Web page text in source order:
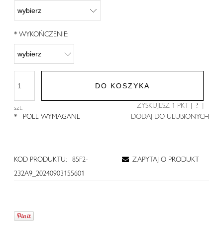
* WYKOŃCZENIE:
szt.
DO KOSZYKA
ZYSKUJESZ 1 PKT [ ? ]
DODAJ DO ULUBIONYCH
* - POLE WYMAGANE
KOD PRODUKTU:
85F2-
232A9_20240903155601
ZAPYTAJ O PRODUKT